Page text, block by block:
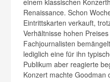
einem klassischen
Renaissance. Schon
Eintrittskarten verkauft,
Verhältnisse hohen
Fachjournalisten
lediglich eine für ihn
Publikum aber reagierte
Konzert machte Goodman